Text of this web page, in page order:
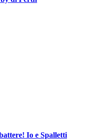
Io e Spalletti